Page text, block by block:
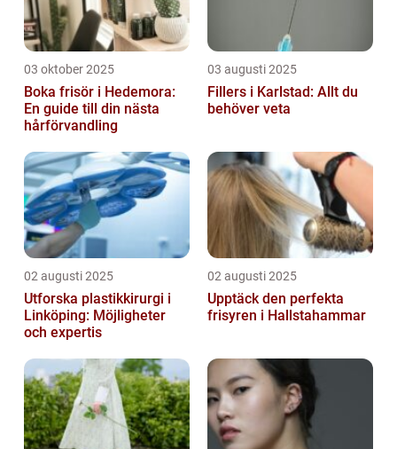
03 oktober 2025
Boka frisör i Hedemora:
En guide till din nästa
hårförvandling
03 augusti 2025
Fillers i Karlstad: Allt du
behöver veta
02 augusti 2025
Utforska plastikkirurgi i
Linköping: Möjligheter
och expertis
02 augusti 2025
Upptäck den perfekta
frisyren i Hallstahammar